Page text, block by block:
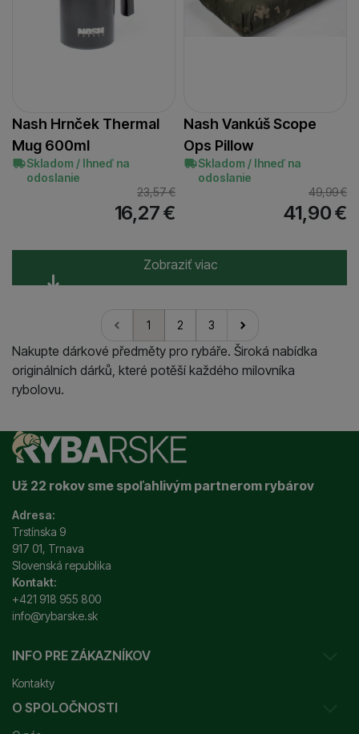
Nash Hrnček Thermal
Mug 600ml
Skladom / Ihneď na
odoslanie
23,57€
16,27€
Nash Vankúš Scope
Ops Pillow
Skladom / Ihneď na
odoslanie
49,99€
41,90€
Zobraziť viac
1 2 3
nasledujúci
Nakupte dárkové předměty pro rybáře. Široká nabídka
originálních dárků, které potěší každého milovníka
rybolovu.
Už 22 rokov sme spoľahlivým partnerom rybárov
Adresa:
Trstínska 9
917 01, Trnava
Slovenská republika
Kontakt:
+421 918 955 800
info@rybarske.sk
INFO PRE ZÁKAZNÍKOV
Kontakty
Sledovanie vašej zásielky
O SPOLOČNOSTI